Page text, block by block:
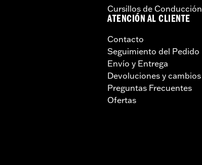
Cursillos de Conducción
ATENCIÓN AL CLIENTE
Contacto
Seguimiento del Pedido
Envío y Entrega
Devoluciones y cambios
Preguntas Frecuentes
Ofertas